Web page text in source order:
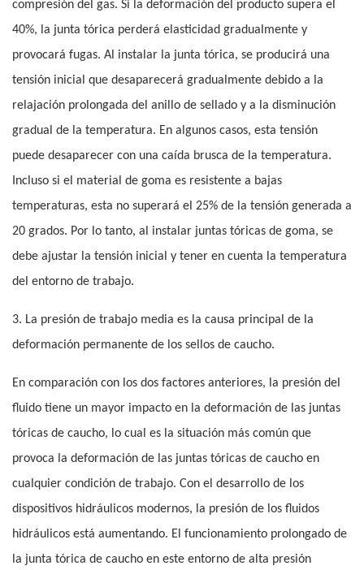
compresión del gas. Si la deformación del producto supera el
40%, la junta tórica perderá elasticidad gradualmente y
provocará fugas. Al instalar la junta tórica, se producirá una
tensión inicial que desaparecerá gradualmente debido a la
relajación prolongada del anillo de sellado y a la disminución
gradual de la temperatura. En algunos casos, esta tensión
puede desaparecer con una caída brusca de la temperatura.
Incluso si el material de goma es resistente a bajas
temperaturas, esta no superará el 25% de la tensión generada a
20 grados. Por lo tanto, al instalar juntas tóricas de goma, se
debe ajustar la tensión inicial y tener en cuenta la temperatura
del entorno de trabajo.
3. La presión de trabajo media es la causa principal de la
deformación permanente de los sellos de caucho.
En comparación con los dos factores anteriores, la presión del
fluido tiene un mayor impacto en la deformación de las juntas
tóricas de caucho, lo cual es la situación más común que
provoca la deformación de las juntas tóricas de caucho en
cualquier condición de trabajo. Con el desarrollo de los
dispositivos hidráulicos modernos, la presión de los fluidos
hidráulicos está aumentando. El funcionamiento prolongado de
la junta tórica de caucho en este entorno de alta presión